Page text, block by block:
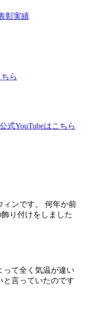
彰実績
ィンです。 何年か前
り付けをしました
って全く気温が違い
と言っていたのです